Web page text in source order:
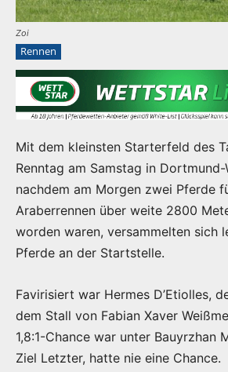
Zoi
Rennen
Mit dem kleinsten Starterfeld des
Renntag am Samstag in Dortmund-
nachdem am Morgen zwei Pferde
Araberrennen über weite 2800
worden waren, versammelten sich
Pferde an der Startstelle.
Favirisiert war Hermes D’Etiolles,
dem Stall von Fabian Xaver
1,8:1-Chance war unter Bauyrzhan
Ziel Letzter, hatte nie eine Chance.